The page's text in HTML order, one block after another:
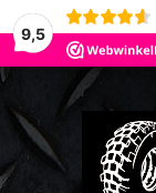
9,5